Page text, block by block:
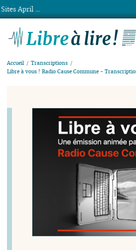
Accueil
Transcriptions
Libre à vous ! Radio Cause Commune -
Sites April ...